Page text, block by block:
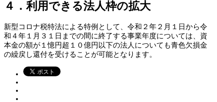
４．利用できる法人枠の拡大
新型コロナ税特法による特例として、令和２年２月１日から令
和４年１月３１日までの間に終了する事業年度については、資
本金の額が１憶円超１０億円以下の法人についても青色欠損金
の繰戻し還付を受けることが可能となります。